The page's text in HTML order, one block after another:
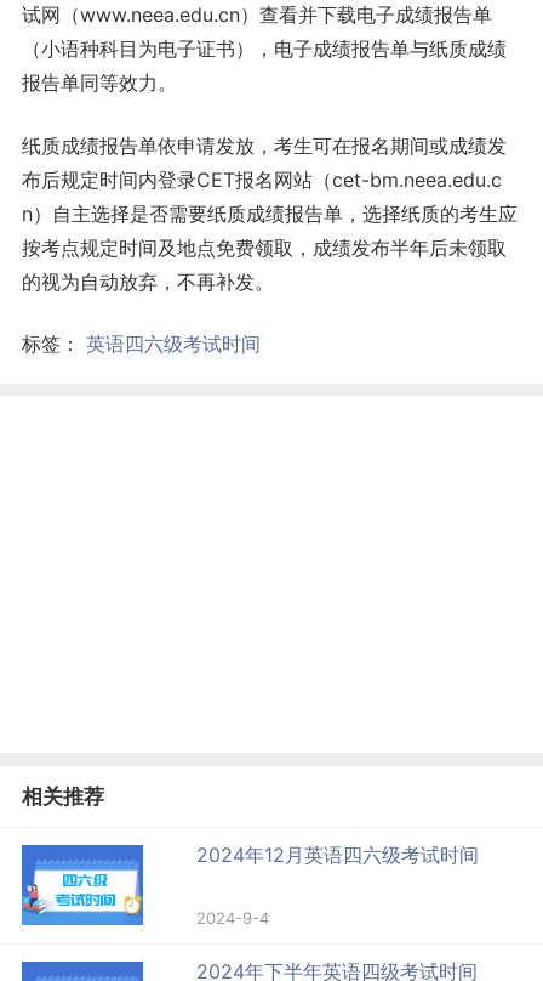
试网（www.neea.edu.cn）查看并下载电子成绩报告单
（小语种科目为电子证书），电子成绩报告单与纸质成绩
报告单同等效力。
纸质成绩报告单依申请发放，考生可在报名期间或成绩发
布后规定时间内登录CET报名网站（cet-bm.neea.edu.c
n）自主选择是否需要纸质成绩报告单，选择纸质的考生应
按考点规定时间及地点免费领取，成绩发布半年后未领取
的视为自动放弃，不再补发。
标签： 英语四六级考试时间
相关推荐
2024年12月英语四六级考试时间
2024-9-4
2024年下半年英语四级考试时间